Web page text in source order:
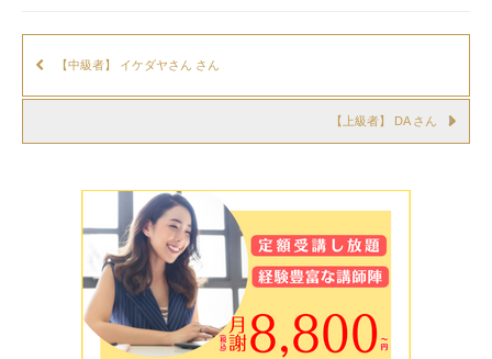
【中級者】 イケダヤさん さん
【上級者】 DA さん